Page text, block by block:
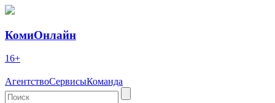
КомиОнлайн
16+
АгентствоСервисыКоманда